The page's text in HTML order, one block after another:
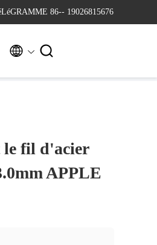
86-- 19026815676
 
le fil d'acier
APPLE